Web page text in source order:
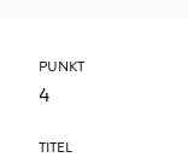
PUNKT
4
TITEL